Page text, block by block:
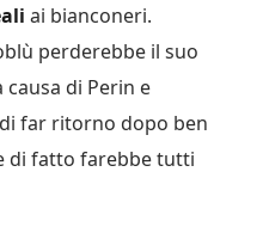
ai bianconeri.
perderebbe il suo
di Perin e
far ritorno dopo ben
di fatto farebbe tutti